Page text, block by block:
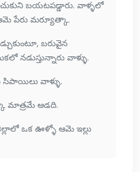
బయటపడ్డారు. వాళ్ళలో
పేరు మర్యూత్కా.
బరువైన
నడుస్తున్నారు వాళ్ళు.
వాళ్ళు.
మాత్రమే ఆడది.
ఒక ఊళ్ళో ఆమె ఇల్లు